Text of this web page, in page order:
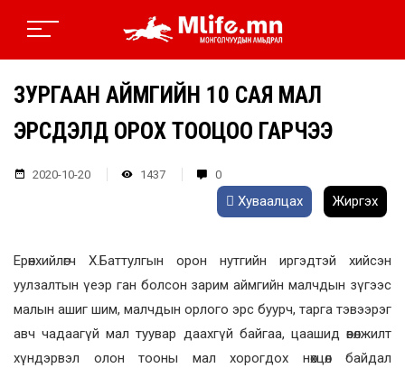
ЗУРГААН АЙМГИЙН 10 САЯ МАЛ
ЭРСДЭЛД ОРОХ ТООЦОО ГАРЧЭЭ
2020-10-20 1437 0
Хуваалцах Жиргэх
Ерөнхийлөгч Х.Баттулгын орон нутгийн иргэдтэй хийсэн
уулзалтын үеэр ган болсон зарим аймгийн малчдын зүгээс
малын ашиг шим, малчдын орлого эрс буурч, тарга тэвээрэг
авч чадаагүй мал туувар даахгүй байгаа, цаашид өвөлжилт
хүндэрвэл олон тооны мал хорогдох нөхцөл байдал